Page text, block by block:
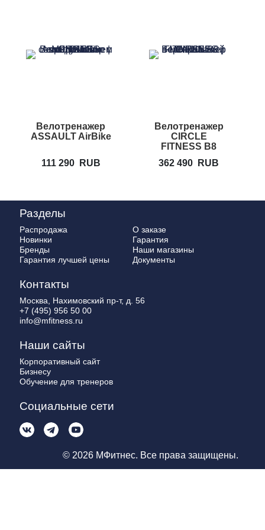
Велотренажер
ASSAULT AirBike
111 290 RUB
Велотренажер
CIRCLE
FITNESS B8
362 490
RUB
Разделы
Распродажа
Новинки
Бренды
Гарантия лучшей цены
О заказе
Гарантия
Наши магазины
Документы
Контакты
Москва, Нахимовский пр-т, д. 56
+7 (495) 956 50 00
info@mfitness.ru
Наши сайты
Корпоративный сайт
Бизнесу
Обучение для тренеров
Социальные сети
© 2026 МФитнес. Все права защищены.